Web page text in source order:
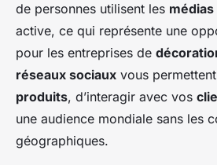
de personnes utilisent les
active, ce qui représente une
pour les entreprises de
réseaux sociaux vous
produits, d’interagir avec vos
une audience mondiale sans les
géographiques.